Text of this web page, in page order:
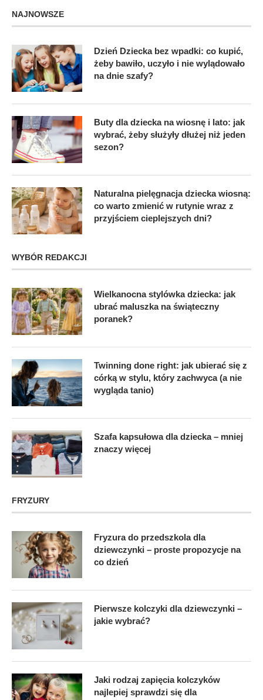
NAJNOWSZE
Dzień Dziecka bez wpadki: co kupić,
żeby bawiło, uczyło i nie wylądowało
na dnie szafy?
Buty dla dziecka na wiosnę i lato: jak
wybrać, żeby służyły dłużej niż jeden
sezon?
Naturalna pielęgnacja dziecka wiosną:
co warto zmienić w rutynie wraz z
przyjściem cieplejszych dni?
WYBÓR REDAKCJI
Wielkanocna stylówka dziecka: jak
ubrać maluszka na świąteczny
poranek?
Twinning done right: jak ubierać się z
córką w stylu, który zachwyca (a nie
wygląda tanio)
Szafa kapsułowa dla dziecka – mniej
znaczy więcej
FRYZURY
Fryzura do przedszkola dla
dziewczynki – proste propozycje na
co dzień
Pierwsze kolczyki dla dziewczynki –
jakie wybrać?
Jaki rodzaj zapięcia kolczyków
najlepiej sprawdzi się dla